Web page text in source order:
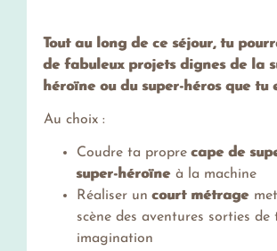
Tout au long de ce séjour, tu
de fabuleux projets dignes de la
héroïne ou du super-héros que tu
Au choix :
Coudre ta proprecape de
super-héroïne à la machine
Réaliser un court métrage
scène des aventures sorties de
imagination